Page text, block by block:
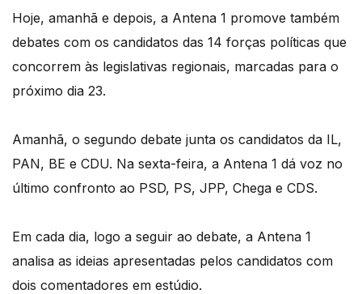
Hoje, amanhã e depois, a Antena 1 promove também
debates com os candidatos das 14 forças políticas que
concorrem às legislativas regionais, marcadas para o
próximo dia 23.
Amanhã, o segundo debate junta os candidatos da IL,
PAN, BE e CDU. Na sexta-feira, a Antena 1 dá voz no
último confronto ao PSD, PS, JPP, Chega e CDS.
Em cada dia, logo a seguir ao debate, a Antena 1
analisa as ideias apresentadas pelos candidatos com
dois comentadores em estúdio.